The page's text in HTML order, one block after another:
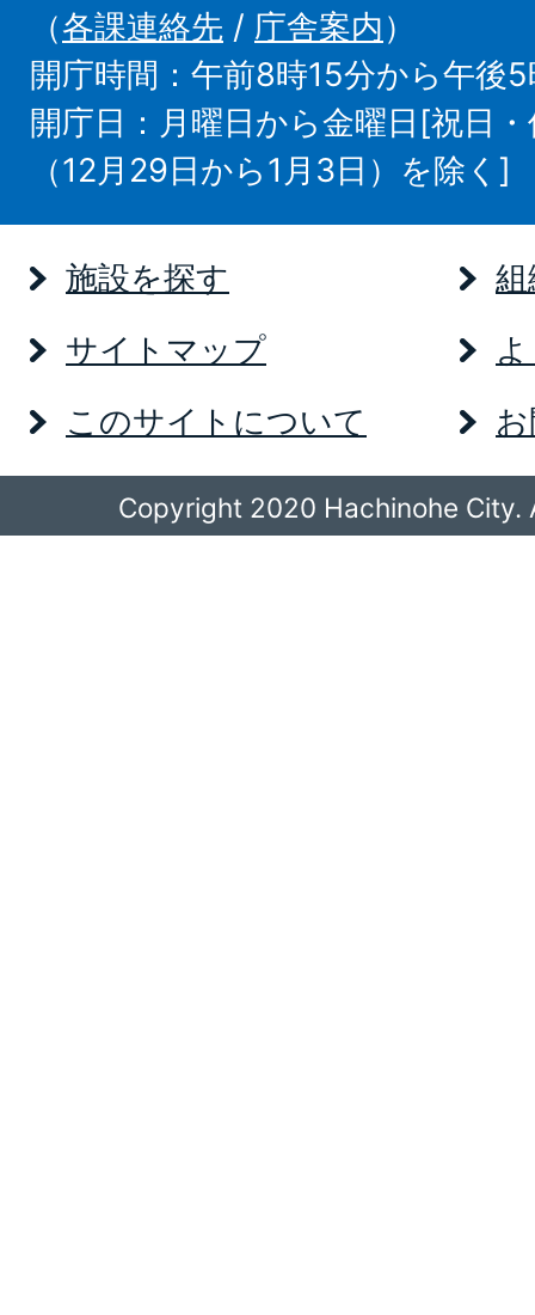
（各課連絡先 / 庁舎案内）
開庁時間：午前8時15分から午後5
開庁日：月曜日から金曜日[祝日
（12月29日から1月3日）を除く]
施設を探す
サイトマップ
このサイトについて
Copyright 2020 Hachinohe City.